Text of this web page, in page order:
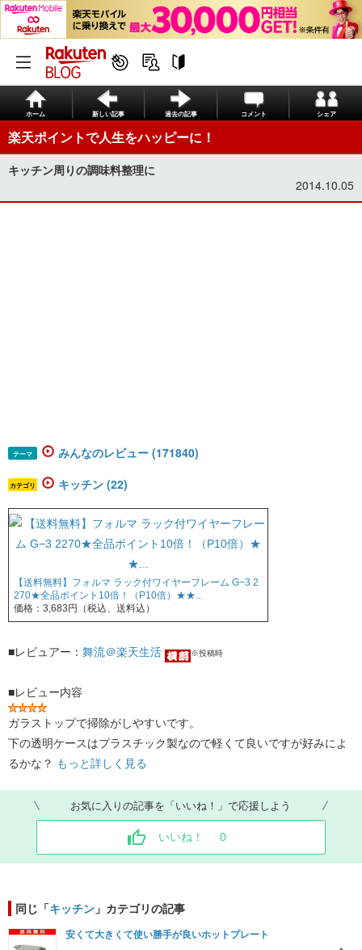
ホーム 新しい記事 過去の記事 コメント シェア
楽天ポイントで人生をハッピーに！
キッチン周りの調味料整理に
2014.10.05
テーマ みんなのレビュー (171840)
カテゴリ キッチン (22)
【送料無料】フォルマ ラック付ワイヤーフレーム G−3 2
270★全品ポイント10倍！（P10倍）★★...
価格：3,683円（税込、送料込）
■レビュアー： 舞流＠楽天生活 ※投稿時
■レビュー内容
ガラストップで掃除がしやすいです。
下の透明ケースはプラスチック製なので軽くて良いですが好みによ
るかな？ もっと詳しく見る
お気に入りの記事を「いいね！」で応援しよう
いいね！ 0
同じ「キッチン 」カテゴリの記事
安くて大きくて使い勝手が良いホットプレート